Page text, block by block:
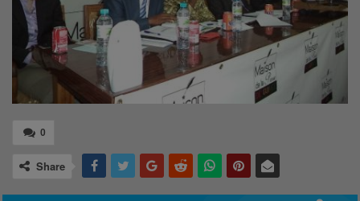
0
Share